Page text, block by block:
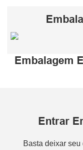
Embalagem
Entrar
Basta deixar